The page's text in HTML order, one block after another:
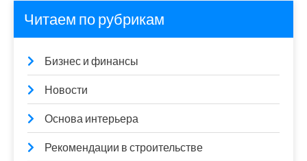
Читаем по рубрикам
Бизнес и финансы
Новости
Основа интерьера
Рекомендации в строительстве